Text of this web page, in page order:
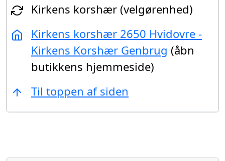
Kirkens korshær (velgørenhed)
Kirkens korshær 2650 Hvidovre -
Kirkens Korshær Genbrug (åbn
butikkens hjemmeside)
Til toppen af siden